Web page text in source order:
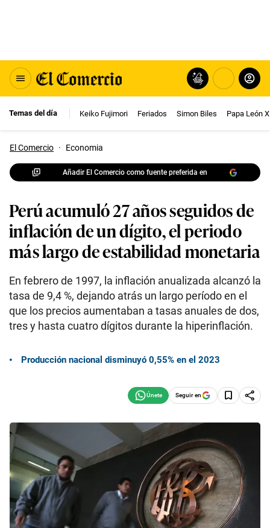
Temas del día Keiko Fujimori Feriados Simon Biles Papa León
El Comercio · Economia
Añadir El Comercio como fuente preferida en
Perú acumuló 27 años seguidos de
inflación de un dígito, el periodo
más largo de estabilidad monetaria
En febrero de 1997, la inflación anualizada alcanzó la
tasa de 9,4 %, dejando atrás un largo período en el
que los precios aumentaban a tasas anuales de dos,
tres y hasta cuatro dígitos durante la hiperinflación.
Producción nacional disminuyó 0,55% en el 2023
Seguir en